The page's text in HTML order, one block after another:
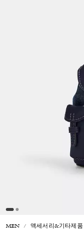
MEN 액세서리&기타제품